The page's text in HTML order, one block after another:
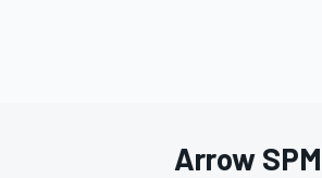
Arrow SPM